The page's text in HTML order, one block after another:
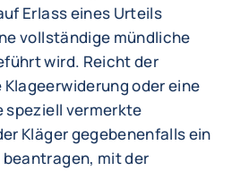
Erlass eines Urteils
vollständige mündliche
wird. Reicht der
oder eine
speziell vermerkte
Kläger gegebenenfalls ein
mit der